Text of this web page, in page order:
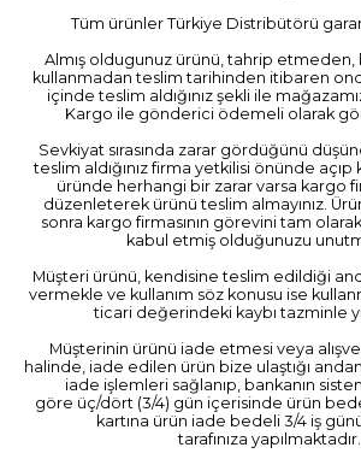
Tüm ürünler Türkiye Distribütörü
Almış oldugunuz ürünü, tahrip
kullanmadan teslim tarihinden itibaren
içinde teslim aldığınız şekli ile
Kargo ile gönderici ödemeli olarak
Sevkiyat sırasında zarar gördüğünü
teslim aldığınız firma yetkilisi önünde
üründe herhangi bir zarar varsa kargo
düzenleterek ürünü teslim almayınız.
sonra kargo firmasının görevini tam
kabul etmiş olduğunuzu
Müşteri ürünü, kendisine teslim edildiği
vermekle ve kullanım söz konusu ise
ticari değerindeki kaybı tazminle
Müşterinin ürünü iade etmesi veya
halinde, iade edilen ürün bize ulaştığı
iade işlemleri sağlanıp, bankanın
göre üç/dört (3/4) gün içerisinde ürün
kartına ürün iade bedeli 3/4 iş
tarafınıza yapılmaktadır.